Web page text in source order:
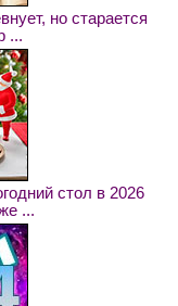
но старается
...
стол в 2026
...